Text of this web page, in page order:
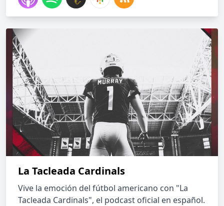
La Tacleada Cardinals
Vive la emoción del fútbol americano con "La
Tacleada Cardinals", el podcast oficial en español.